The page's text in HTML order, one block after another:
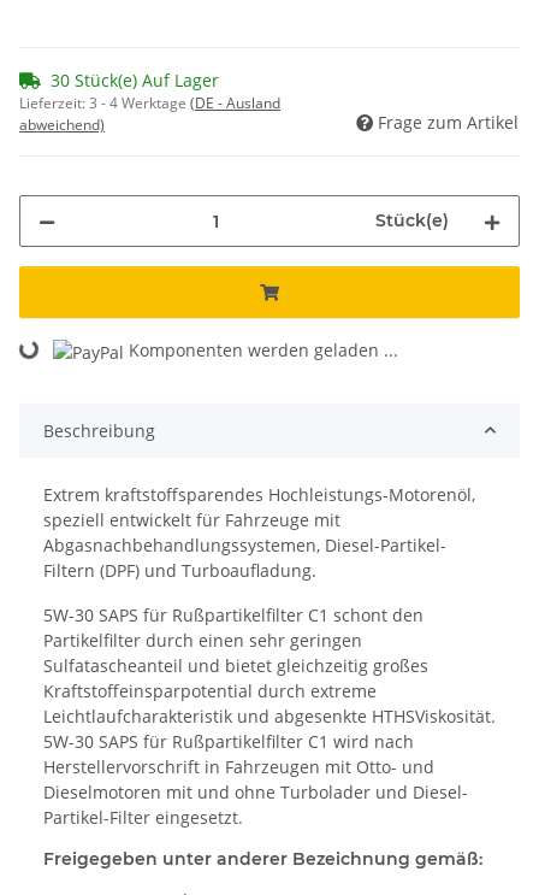
30 Stück(e) Auf Lager
Lieferzeit:3 - 4 Werktage (DE - Ausland
abweichend)
Frage zum Artikel
Stück(e)
Loading... Komponenten werden geladen ...
Beschreibung
Extrem kraftstoffsparendes Hochleistungs-Motorenöl,
speziell entwickelt für Fahrzeuge mit
Abgasnachbehandlungssystemen, Diesel-Partikel-
Filtern (DPF) und Turboaufladung.
5W-30 SAPS für Rußpartikelfilter C1 schont den
Partikelfilter durch einen sehr geringen
Sulfatascheanteil und bietet gleichzeitig großes
Kraftstoffeinsparpotential durch extreme
Leichtlaufcharakteristik und abgesenkte HTHSViskosität.
5W-30 SAPS für Rußpartikelfilter C1 wird nach
Herstellervorschrift in Fahrzeugen mit Otto- und
Dieselmotoren mit und ohne Turbolader und Diesel-
Partikel-Filter eingesetzt.
Freigegeben unter anderer Bezeichnung gemäß: